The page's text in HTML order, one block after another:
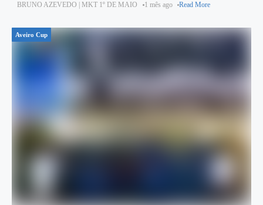
BRUNO AZEVEDO | MKT 1º DE MAIO 1 mês ago Read More
Aveiro Cup